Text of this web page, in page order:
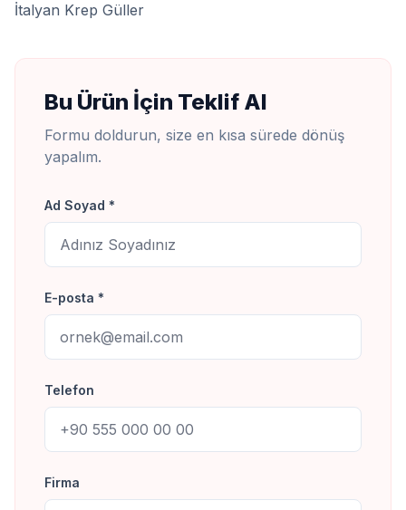
İtalyan Krep Güller
Bu Ürün İçin Teklif Al
Formu doldurun, size en kısa sürede dönüş
yapalım.
Ad Soyad *
E-posta *
Telefon
Firma